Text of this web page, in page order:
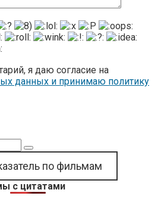
я даю согласие на
данных и принимаю политику
по фильмам
с цитатами